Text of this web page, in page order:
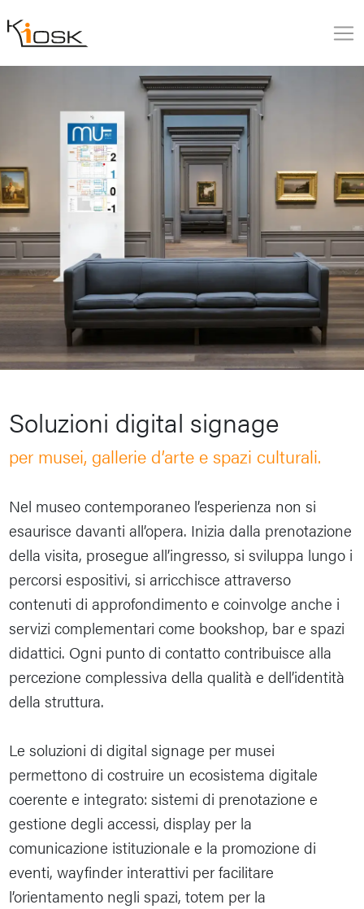
Soluzioni digital signage
per musei, gallerie d’arte e spazi culturali.
Nel museo contemporaneo l’esperienza non si
esaurisce davanti all’opera. Inizia dalla prenotazione
della visita, prosegue all’ingresso, si sviluppa lungo i
percorsi espositivi, si arricchisce attraverso
contenuti di approfondimento e coinvolge anche i
servizi complementari come bookshop, bar e spazi
didattici. Ogni punto di contatto contribuisce alla
percezione complessiva della qualità e dell’identità
della struttura.
Le soluzioni di digital signage per musei
permettono di costruire un ecosistema digitale
coerente e integrato: sistemi di prenotazione e
gestione degli accessi, display per la
comunicazione istituzionale e la promozione di
eventi, wayfinder interattivi per facilitare
l’orientamento negli spazi, totem per la